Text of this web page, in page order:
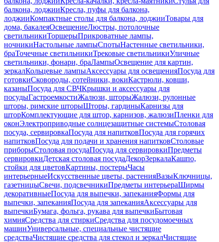
балкона, лоджииКресла, пуфы для балкона,
лоджииКомпактные столы для балкона, лоджииТовары для
дома, бакалеяОсвещениеЛюстры, потолочные
светильникиТоршерыПрикроватные лампы,
ночникиНастольные лампыСпотыНастенные светильники,
браТочечные светильникиТрековые светильникиУличные
светильники, фонари, браЛампыОсвещение для картин,
зеркалКольцевые лампыАксессуары для освещенияПосуда для
готовкиСковороды, сотейники, вокиКастрюли, ковши,
казаныПосуда для СВЧКрышки и аксессуары для
посудыГастроемкостиЖалюзи, шторыЖалюзи, рулонные
шторы, римские шторыШторы, гардиныКарнизы для
шторКомплектующие для штор, карнизов, жалюзиПленки для
оконЭлектроприводные солнцезащитные системыСтоловая
посуда, сервировкаПосуда для напитковПосуда для горячих
напитковПосуда для подачи и хранения напитковСтоловые
приборыСтоловая посудаПосуда для сервировкиПредметы
сервировкиДетская столовая посудаДекорЗеркалаКашпо,
стойки для цветовКартины, постерыЧасы
интерьерныеИскусственные цветы, растенияВазыКлючницы,
газетницыСвечи, подсвечникиПредметы интерьераШирмы
декоративныеПосуда для выпечки, запеканияФормы для
выпечки, запеканияПосуда для запеканияАксессуары для
выпечкиБумага, фольга, рукава для выпечкиБытовая
химияСредства для стиркиСредства для посудомоечных
машинУниверсальные, специальные чистящие
средстваЧистящие средства для стекол и зеркалЧистящие